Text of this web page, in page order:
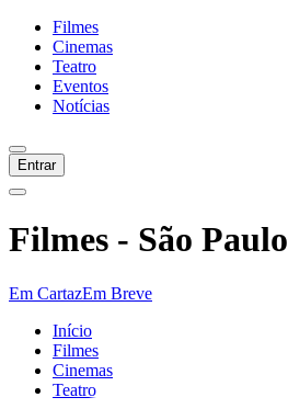
Filmes
Cinemas
Teatro
Eventos
Notícias
Entrar
Filmes - São Paulo
Em CartazEm Breve
Início
Filmes
Cinemas
Teatro